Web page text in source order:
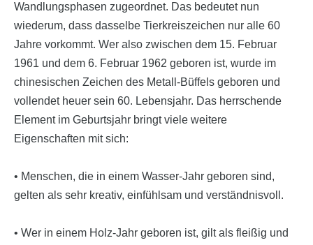
Wandlungsphasen zugeordnet. Das bedeutet nun
wiederum, dass dasselbe Tierkreiszeichen nur alle 60
Jahre vorkommt. Wer also zwischen dem 15. Februar
1961 und dem 6. Februar 1962 geboren ist, wurde im
chinesischen Zeichen des Metall-Büffels geboren und
vollendet heuer sein 60. Lebensjahr. Das herrschende
Element im Geburtsjahr bringt viele weitere
Eigenschaften mit sich:
• Menschen, die in einem Wasser-Jahr geboren sind,
gelten als sehr kreativ, einfühlsam und verständnisvoll.
• Wer in einem Holz-Jahr geboren ist, gilt als fleißig und